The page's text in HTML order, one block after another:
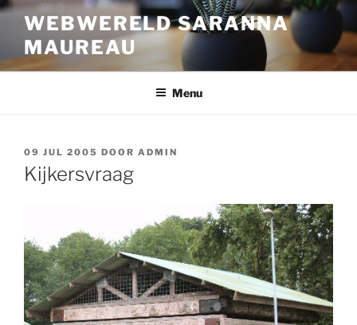
Ga
inhoud
WEBWERELD SARANNA
MAUREAU
Menu
GEPLAATST
OP
09 JUL 2005 DOOR ADMIN
Kijkersvraag